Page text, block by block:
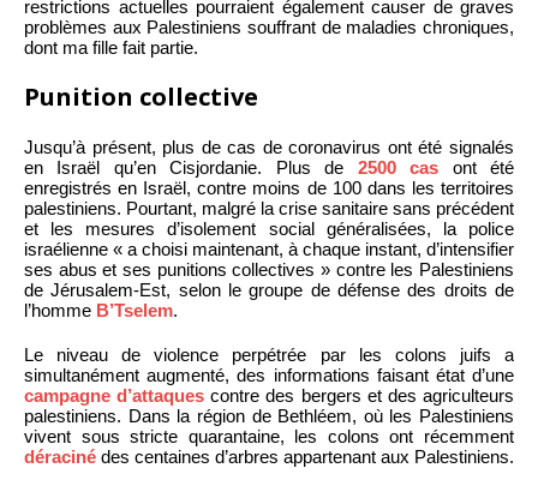
restrictions actuelles pourraient également causer de graves
problèmes aux Palestiniens souffrant de maladies chroniques,
dont ma fille fait partie.
Punition collective
Jusqu’à présent, plus de cas de coronavirus ont été signalés
en Israël qu’en Cisjordanie. Plus de 2500 cas ont été
enregistrés en Israël, contre moins de 100 dans les territoires
palestiniens. Pourtant, malgré la crise sanitaire sans précédent
et les mesures d’isolement social généralisées, la police
israélienne « a choisi maintenant, à chaque instant, d’intensifier
ses abus et ses punitions collectives » contre les Palestiniens
de Jérusalem-Est, selon le groupe de défense des droits de
l’homme B’Tselem.
Le niveau de violence perpétrée par les colons juifs a
simultanément augmenté, des informations faisant état d’une
campagne d’attaques contre des bergers et des agriculteurs
palestiniens. Dans la région de Bethléem, où les Palestiniens
vivent sous stricte quarantaine, les colons ont récemment
déraciné des centaines d’arbres appartenant aux Palestiniens.